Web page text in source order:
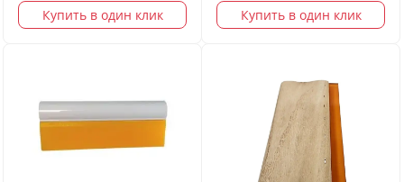
Купить в один клик Купить в один клик